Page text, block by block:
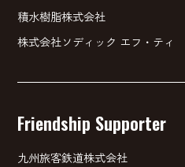
積水樹脂株式会社
株式会社ソディック エフ・ティ
Friendship Supporter
九州旅客鉄道株式会社